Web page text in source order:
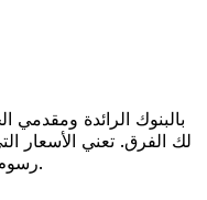
لك الفرق. تعني الأسعار
رسوم خفية قيمة أكبر على كل عملية تحويل.